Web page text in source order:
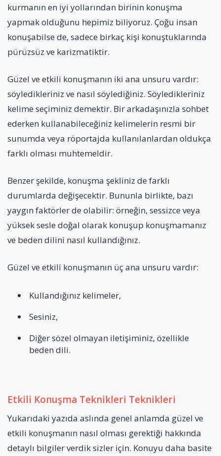
kurmanın en iyi yollarından birinin konuşma
yapmak olduğunu hepimiz biliyoruz. Çoğu insan
konuşabilse de, sadece birkaç kişi konuştuklarında
pürüzsüz ve karizmatiktir.
Güzel ve etkili konuşmanın iki ana unsuru vardır:
söyledikleriniz ve nasıl söylediğiniz. Söyledikleriniz
kelime seçiminiz demektir. Bir arkadaşınızla sohbet
ederken kullanabileceğiniz kelimelerin resmi bir
sunumda veya röportajda kullanılanlardan oldukça
farklı olması muhtemeldir.
Benzer şekilde, konuşma şekliniz de farklı
durumlarda değişecektir. Bununla birlikte, bazı
yaygın faktörler de olabilir: örneğin, sessizce veya
yüksek sesle doğal olarak konuşup konuşmamanız
ve beden dilini nasıl kullandığınız.
Güzel ve etkili konuşmanın üç ana unsuru vardır:
Kullandığınız kelimeler,
Sesiniz,
Diğer sözel olmayan iletişiminiz, özellikle
beden dili.
Etkili Konuşma Teknikleri Teknikleri
Yukarıdaki yazıda aslında genel anlamda güzel ve
etkili konuşmanın nasıl olması gerektiği hakkında
detaylı bilgiler verdik sizler için. Konuyu daha basite